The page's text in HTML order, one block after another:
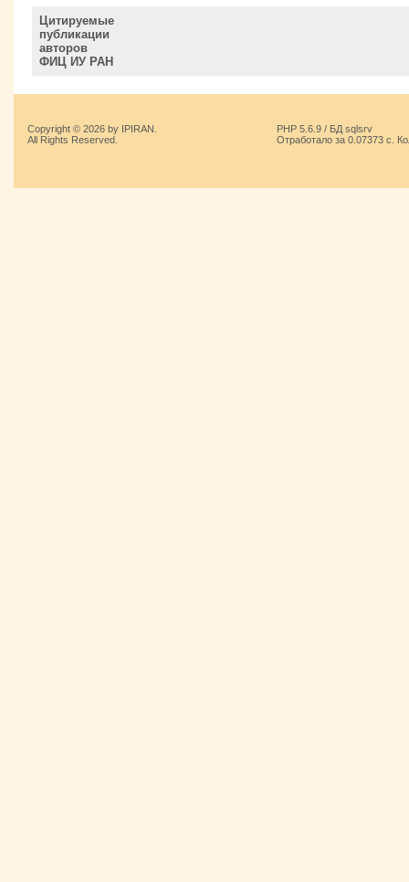
Цитируемые
публикации
авторов
ФИЦ ИУ РАН
Copyright © 2026 by IPIRAN.
All Rights Reserved.
PHP 5.6.9 / БД sqlsrv
Отработало за 0.07373 с.